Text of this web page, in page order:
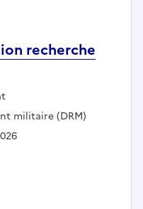
recherche
militaire (DRM)
chef de section